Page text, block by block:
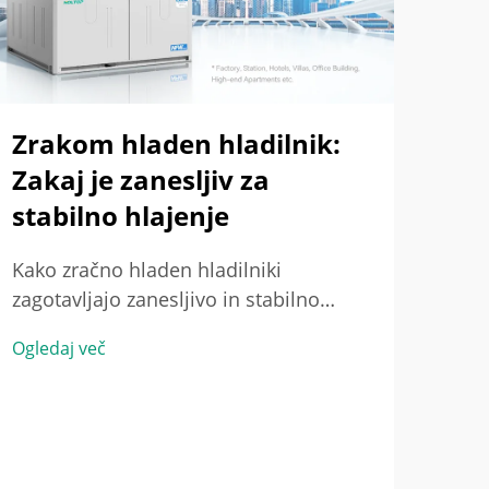
Zrakom hladen hladilnik:
Zakaj je zanesljiv za
stabilno hlajenje
Kako zračno hladen hladilniki
zagotavljajo zanesljivo in stabilno
stabilnosti zračno hladnih hladilnikov.
Ogledaj več